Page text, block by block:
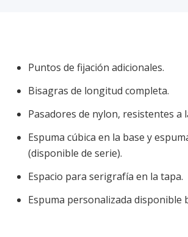
Puntos de fijación adicionales.
Bisagras de longitud completa.
Pasadores de nylon, resistentes a
Espuma cúbica en la base y
(disponible de serie).
Espacio para serigrafía en la tapa.
Espuma personalizada disponible